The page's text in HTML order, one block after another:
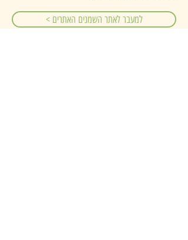
< למעבר לאתר השמנים האתרים